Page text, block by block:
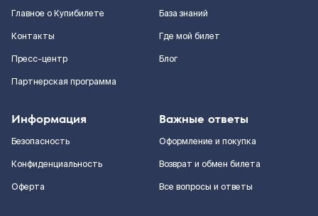
Главное о Купибилете
Контакты
Пресс-центр
Партнерская программа
База знаний
Где мой билет
Блог
Информация
Безопасность
Конфиденциальность
Оферта
Важные ответы
Оформление и покупка
Возврат и обмен билета
Все вопросы и ответы